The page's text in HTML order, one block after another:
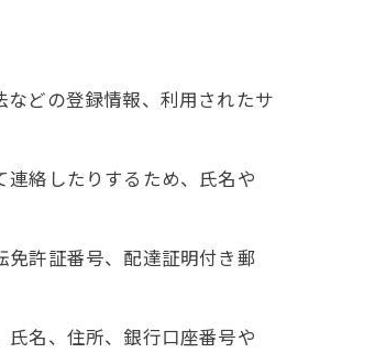
どの登録情報、利用されたサ
絡したりするため、氏名や
許証番号、配達証明付き郵
名、住所、銀行口座番号や